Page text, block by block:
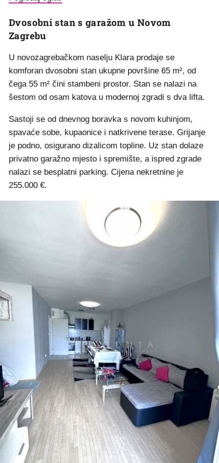
Dvosobni stan s garažom u Novom
Zagrebu
U novozagrebačkom naselju Klara prodaje se
komforan dvosobni stan ukupne površine 65 m², od
čega 55 m² čini stambeni prostor. Stan se nalazi na
šestom od osam katova u modernoj zgradi s dva lifta.
Sastoji se od dnevnog boravka s novom kuhinjom,
spavaće sobe, kupaonice i natkrivene terase. Grijanje
je podno, osigurano dizalicom topline. Uz stan dolaze
privatno garažno mjesto i spremište, a ispred zgrade
nalazi se besplatni parking. Cijena nekretnine je
255.000 €.